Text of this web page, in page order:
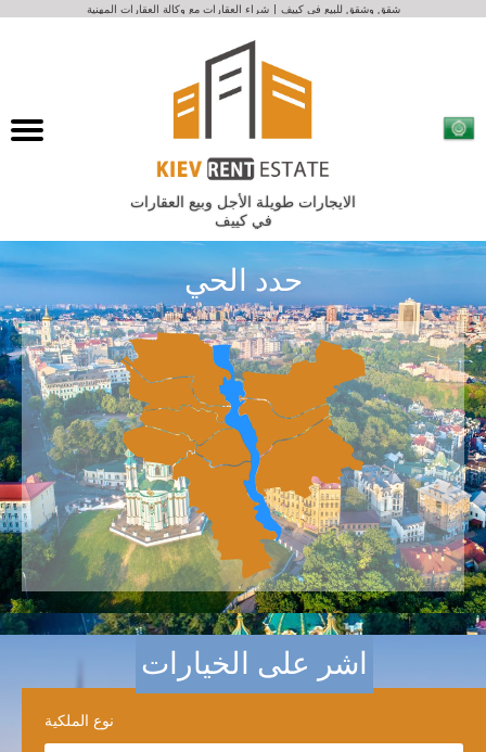
شقق وشقق للبيع في كييف | شراء العقارات مع وكالة العقارات المهنية
الايجارات طويلة الأجل وبيع العقارات
في كييف
حدد الحي
اشر على الخيارات
نوع الملكية